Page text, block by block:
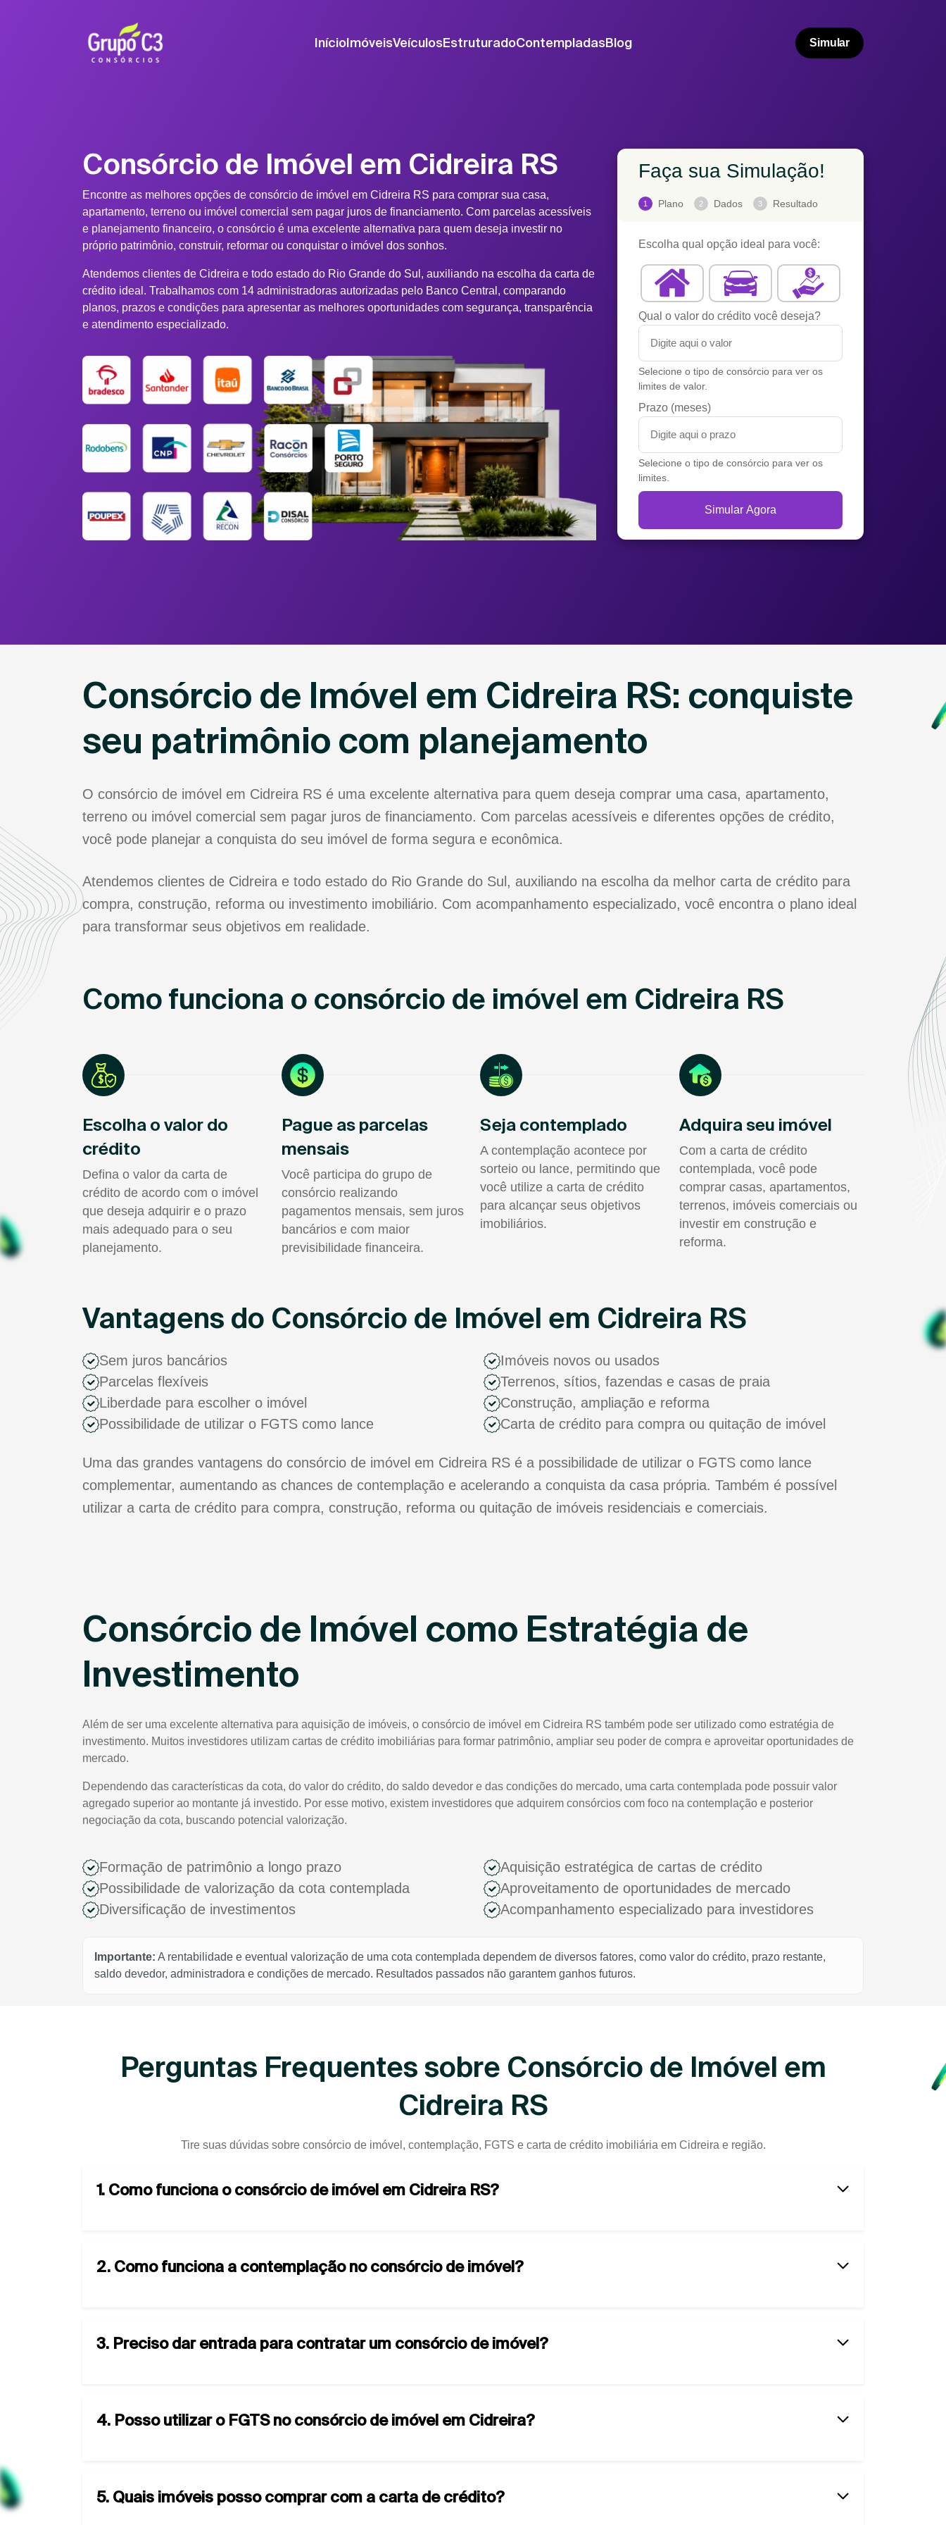
InícioImóveisVeículosEstruturadoContempladasBlog Simular
Consórcio de Imóvel em Cidreira RS
Encontre as melhores opções de consórcio de imóvel em Cidreira RS para comprar sua casa,
apartamento, terreno ou imóvel comercial sem pagar juros de financiamento. Com parcelas acessíveis
e planejamento financeiro, o consórcio é uma excelente alternativa para quem deseja investir no
próprio patrimônio, construir, reformar ou conquistar o imóvel dos sonhos.
Atendemos clientes de Cidreira e todo estado do Rio Grande do Sul, auxiliando na escolha da carta de
crédito ideal. Trabalhamos com 14 administradoras autorizadas pelo Banco Central, comparando
planos, prazos e condições para apresentar as melhores oportunidades com segurança, transparência
e atendimento especializado.
Faça sua Simulação!
1 Plano 2 Dados 3 Resultado
Escolha qual opção ideal para você:
Qual o valor do crédito você deseja?
Selecione o tipo de consórcio para ver os
limites de valor.
Prazo (meses)
Selecione o tipo de consórcio para ver os
limites.
Simular Agora
Consórcio de Imóvel em Cidreira RS: conquiste
seu patrimônio com planejamento
O consórcio de imóvel em Cidreira RS é uma excelente alternativa para quem deseja comprar uma casa, apartamento,
terreno ou imóvel comercial sem pagar juros de financiamento. Com parcelas acessíveis e diferentes opções de crédito,
você pode planejar a conquista do seu imóvel de forma segura e econômica.
Atendemos clientes de Cidreira e todo estado do Rio Grande do Sul, auxiliando na escolha da melhor carta de crédito para
compra, construção, reforma ou investimento imobiliário. Com acompanhamento especializado, você encontra o plano ideal
para transformar seus objetivos em realidade.
Como funciona o consórcio de imóvel em Cidreira RS
Escolha o valor do
crédito
Defina o valor da carta de
crédito de acordo com o imóvel
que deseja adquirir e o prazo
mais adequado para o seu
planejamento.
Pague as parcelas
mensais
Você participa do grupo de
consórcio realizando
pagamentos mensais, sem juros
bancários e com maior
previsibilidade financeira.
Seja contemplado
A contemplação acontece por
sorteio ou lance, permitindo que
você utilize a carta de crédito
para alcançar seus objetivos
imobiliários.
Adquira seu imóvel
Com a carta de crédito
contemplada, você pode
comprar casas, apartamentos,
terrenos, imóveis comerciais ou
investir em construção e
reforma.
Vantagens do Consórcio de Imóvel em Cidreira RS
Sem juros bancários
Parcelas flexíveis
Liberdade para escolher o imóvel
Possibilidade de utilizar o FGTS como lance
Imóveis novos ou usados
Terrenos, sítios, fazendas e casas de praia
Construção, ampliação e reforma
Carta de crédito para compra ou quitação de imóvel
Uma das grandes vantagens do consórcio de imóvel em Cidreira RS é a possibilidade de utilizar o FGTS como lance
complementar, aumentando as chances de contemplação e acelerando a conquista da casa própria. Também é possível
utilizar a carta de crédito para compra, construção, reforma ou quitação de imóveis residenciais e comerciais.
Consórcio de Imóvel como Estratégia de
Investimento
Além de ser uma excelente alternativa para aquisição de imóveis, o consórcio de imóvel em Cidreira RS também pode ser utilizado como estratégia de
investimento. Muitos investidores utilizam cartas de crédito imobiliárias para formar patrimônio, ampliar seu poder de compra e aproveitar oportunidades de
mercado.
Dependendo das características da cota, do valor do crédito, do saldo devedor e das condições do mercado, uma carta contemplada pode possuir valor
agregado superior ao montante já investido. Por esse motivo, existem investidores que adquirem consórcios com foco na contemplação e posterior
negociação da cota, buscando potencial valorização.
Formação de patrimônio a longo prazo
Possibilidade de valorização da cota contemplada
Diversificação de investimentos
Aquisição estratégica de cartas de crédito
Aproveitamento de oportunidades de mercado
Acompanhamento especializado para investidores
Importante: A rentabilidade e eventual valorização de uma cota contemplada dependem de diversos fatores, como valor do crédito, prazo restante,
saldo devedor, administradora e condições de mercado. Resultados passados não garantem ganhos futuros.
Perguntas Frequentes sobre Consórcio de Imóvel em
Cidreira RS
Tire suas dúvidas sobre consórcio de imóvel, contemplação, FGTS e carta de crédito imobiliária em Cidreira e região.
1. Como funciona o consórcio de imóvel em Cidreira RS?
2. Como funciona a contemplação no consórcio de imóvel?
3. Preciso dar entrada para contratar um consórcio de imóvel?
4. Posso utilizar o FGTS no consórcio de imóvel em Cidreira?
5. Quais imóveis posso comprar com a carta de crédito?